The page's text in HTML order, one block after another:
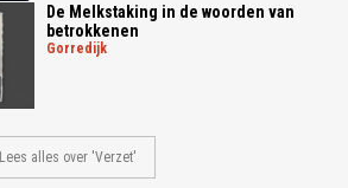
De Melkstaking in de woorden van
betrokkenen
gorredijk
Lees alles over 'Verzet'